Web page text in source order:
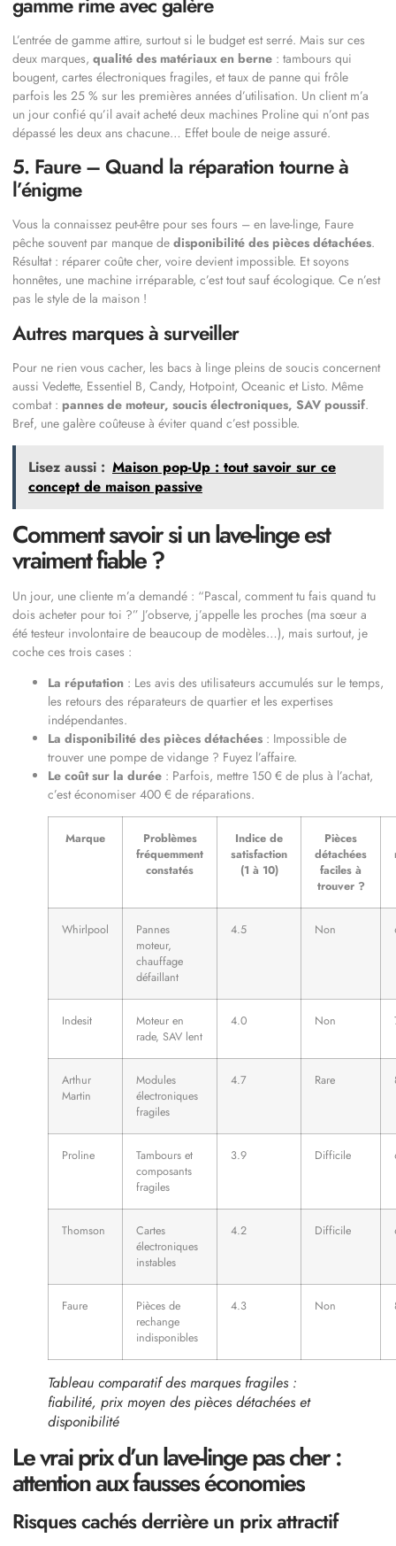
L’entrée de gamme attire, surtout si le budget est serré. Mais sur ces
deux marques, qualité des matériaux en berne : tambours qui
bougent, cartes électroniques fragiles, et taux de panne qui frôle
parfois les 25 % sur les premières années d’utilisation. Un client m’a
un jour confié qu’il avait acheté deux machines Proline qui n’ont pas
dépassé les deux ans chacune… Effet boule de neige assuré.
5. Faure – Quand la réparation tourne à
l’énigme
Vous la connaissez peut-être pour ses fours – en lave-linge, Faure
pêche souvent par manque de disponibilité des pièces détachées.
Résultat : réparer coûte cher, voire devient impossible. Et soyons
honnêtes, une machine irréparable, c’est tout sauf écologique. Ce n’est
pas le style de la maison !
Autres marques à surveiller
Pour ne rien vous cacher, les bacs à linge pleins de soucis concernent
aussi Vedette, Essentiel B, Candy, Hotpoint, Oceanic et Listo. Même
combat : pannes de moteur, soucis électroniques, SAV poussif.
Bref, une galère coûteuse à éviter quand c’est possible.
Lisez aussi : Maison pop-Up : tout savoir sur ce
concept de maison passive
Comment savoir si un lave-linge est
vraiment fiable ?
Un jour, une cliente m’a demandé : “Pascal, comment tu fais quand tu
dois acheter pour toi ?” J’observe, j’appelle les proches (ma sœur a
été testeur involontaire de beaucoup de modèles…), mais surtout, je
coche ces trois cases :
La réputation : Les avis des utilisateurs accumulés sur le temps,
les retours des réparateurs de quartier et les expertises
indépendantes.
La disponibilité des pièces détachées : Impossible de
trouver une pompe de vidange ? Fuyez l’affaire.
Le coût sur la durée : Parfois, mettre 150 € de plus à l’achat,
c’est économiser 400 € de réparations.
Marque
Problèmes
fréquemment
constatés
Indice de
satisfaction
(1 à 10)
Pièces
détachées
faciles à
trouver ?
Whirlpool
Pannes
moteur,
chauffage
défaillant
4.5 Non
Indesit
Moteur en
rade, SAV lent
4.0 Non
Arthur
Martin
Modules
électroniques
fragiles
4.7 Rare
Proline
Tambours et
composants
fragiles
3.9 Difficile
Thomson
Cartes
électroniques
instables
4.2 Difficile
Faure
Pièces de
rechange
indisponibles
4.3 Non
Tableau comparatif des marques fragiles :
fiabilité, prix moyen des pièces détachées et
disponibilité
Le vrai prix d’un lave-linge pas cher :
attention aux fausses économies
Risques cachés derrière un prix attractif